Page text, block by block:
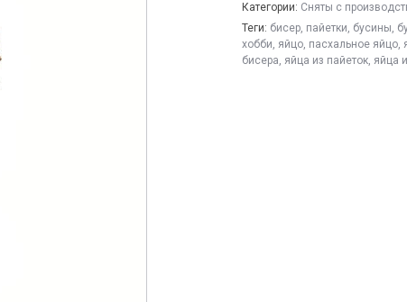
Категории: Сняты с
Теги: бисер, пайетки, бусины,
хобби, яйцо, пасхальное яйцо,
бисера, яйца из пайеток, яйца